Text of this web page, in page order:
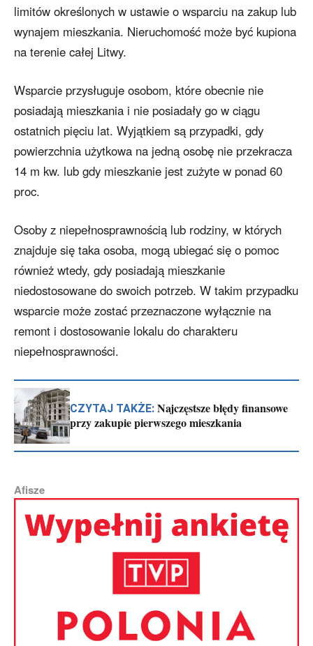
limitów określonych w ustawie o wsparciu na zakup lub
wynajem mieszkania. Nieruchomość może być kupiona
na terenie całej Litwy.
Wsparcie przysługuje osobom, które obecnie nie
posiadają mieszkania i nie posiadały go w ciągu
ostatnich pięciu lat. Wyjątkiem są przypadki, gdy
powierzchnia użytkowa na jedną osobę nie przekracza
14 m kw. lub gdy mieszkanie jest zużyte w ponad 60
proc.
Osoby z niepełnosprawnością lub rodziny, w których
znajduje się taka osoba, mogą ubiegać się o pomoc
również wtedy, gdy posiadają mieszkanie
niedostosowane do swoich potrzeb. W takim przypadku
wsparcie może zostać przeznaczone wyłącznie na
remont i dostosowanie lokalu do charakteru
niepełnosprawności.
CZYTAJ TAKŻE: Najczęstsze błędy finansowe
przy zakupie pierwszego mieszkania
Afisze